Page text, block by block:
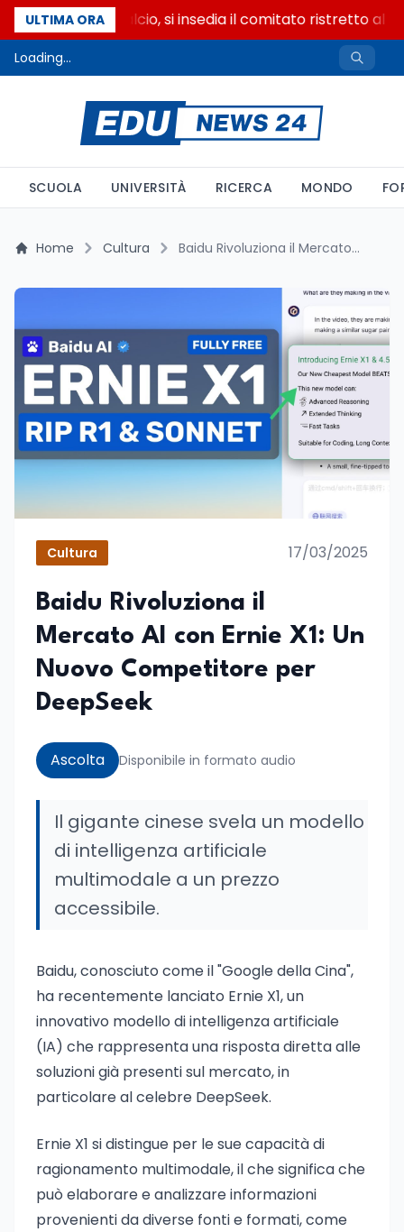
ULTIMA ORA
Riforma del calcio, si insedia il comitato ristretto al
Loading...
SCUOLA UNIVERSITÀ RICERCA MONDO
Home Cultura Baidu Rivoluziona il Mercato AI con Ernie X1: Un Nuovo Competitore per DeepSeek
Cultura 17/03/2025
Baidu Rivoluziona il
Mercato AI con Ernie X1: Un
Nuovo Competitore per
DeepSeek
Ascolta Disponibile in formato audio
Il gigante cinese svela un modello
di intelligenza artificiale
multimodale a un prezzo
accessibile.
Baidu, conosciuto come il "Google della Cina",
ha recentemente lanciato Ernie X1, un
innovativo modello di intelligenza artificiale
(IA) che rappresenta una risposta diretta alle
soluzioni già presenti sul mercato, in
particolare al celebre DeepSeek.
Ernie X1 si distingue per le sue capacità di
ragionamento multimodale, il che significa che
può elaborare e analizzare informazioni
provenienti da diverse fonti e formati, come